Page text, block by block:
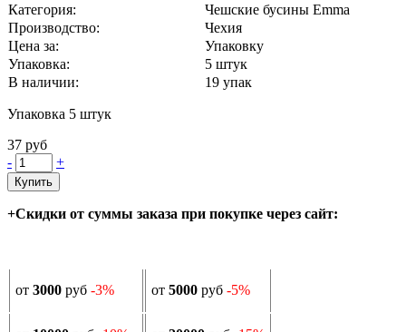
Категория:
Чешские бусины Emma
Производство:
Чехия
Цена за:
Упаковку
Упаковка:
5 штук
В наличии:
19 упак
Упаковка 5 штук
37 руб
-
+
Купить
+Скидки от суммы заказа при покупке через сайт:
от 3000 руб -3% от 5000 руб -5%